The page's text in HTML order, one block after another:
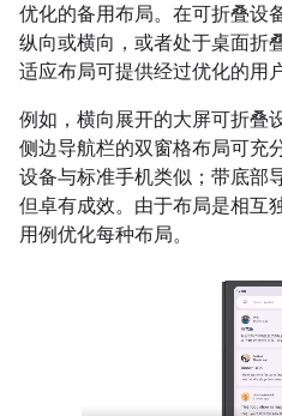
优化的备用布局。在可折叠设
纵向或横向，或者处于桌面折
适应布局可提供经过优化的用
例如，横向展开的大屏可折叠
侧边导航栏的双窗格布局可充
设备与标准手机类似；带底部
但卓有成效。由于布局是相互
用例优化每种布局。